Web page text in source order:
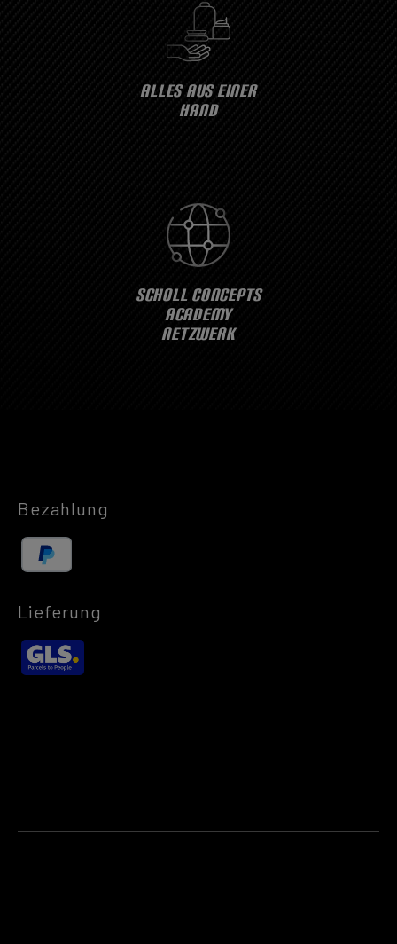
ALLES AUS EINER
HAND
SCHOLL CONCEPTS
ACADEMY
NETZWERK
Bezahlung
Lieferung